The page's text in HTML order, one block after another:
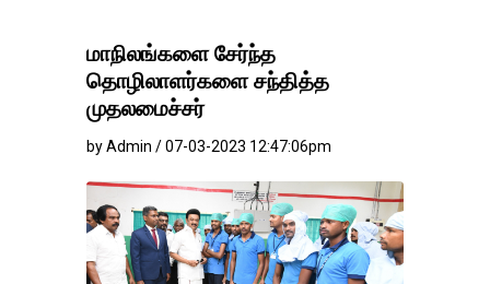
மாநிலங்களை சேர்ந்த
தொழிலாளர்களை சந்தித்த
முதலமைச்சர்
by Admin / 07-03-2023 12:47:06pm